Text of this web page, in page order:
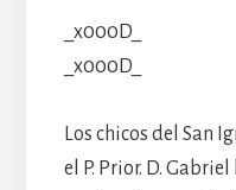
_x000D_
_x000D_
Los chicos del San
el P. Prior. D.